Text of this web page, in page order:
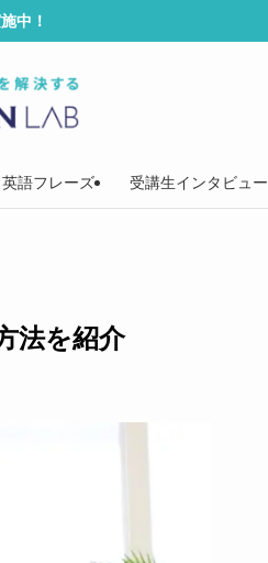
中！
英語フレーズ 受講生インタビュー
法を紹介